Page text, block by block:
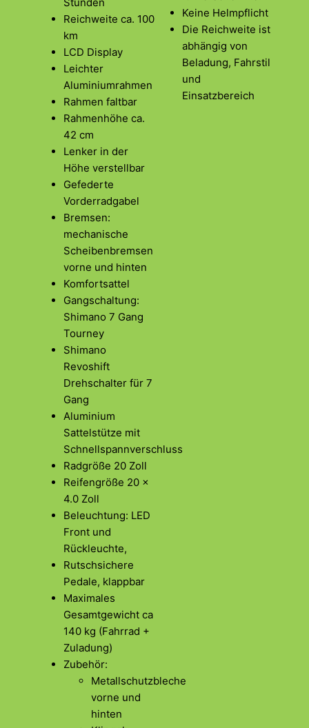
Reichweite ca. 100
km
LCD Display
Leichter
Aluminiumrahmen
Rahmen faltbar
Rahmenhöhe ca.
42 cm
Lenker in der
Höhe verstellbar
Gefederte
Vorderradgabel
Bremsen:
mechanische
Scheibenbremsen
vorne und hinten
Komfortsattel
Gangschaltung:
Shimano 7 Gang
Tourney
Shimano
Revoshift
Drehschalter für 7
Gang
Aluminium
Sattelstütze mit
Schnellspannverschluss
Radgröße 20 Zoll
Reifengröße 20 x
4.0 Zoll
Beleuchtung: LED
Front und
Rückleuchte,
Rutschsichere
Pedale, klappbar
Maximales
Gesamtgewicht ca
140 kg (Fahrrad +
Zuladung)
Zubehör:
Metallschutzbleche
vorne und
hinten
Keine Helmpflicht
Die Reichweite ist
abhängig von
Beladung, Fahrstil
und
Einsatzbereich